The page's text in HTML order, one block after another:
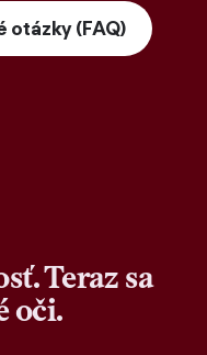
otázky (FAQ)
Teraz sa
oči.